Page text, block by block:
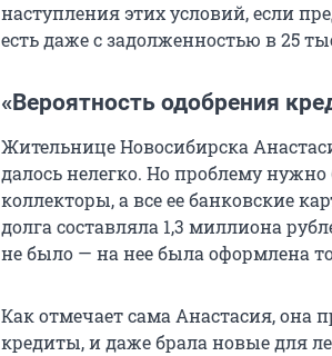
наступления этих условий, если
есть даже с задолженностью в 25
«Вероятность одобрения
Жительнице Новосибирска
далось нелегко. Но проблему
коллекторы, а все ее банковские
долга составляла 1,3 миллиона
не было — на нее была оформлена
Как отмечает сама Анастасия, она
кредиты, и даже брала новые для